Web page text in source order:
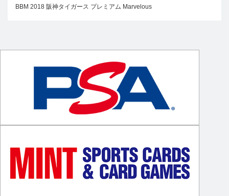
BBM 2018 阪神タイガース プレミアム Marvelous